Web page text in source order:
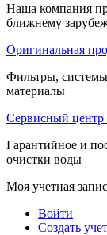
Наша компания
ближнему
Оригинальная
Фильтры,
материалы
Сервисный центр
Гарантийное и
очистки воды
Моя учетная
Войти
Создать